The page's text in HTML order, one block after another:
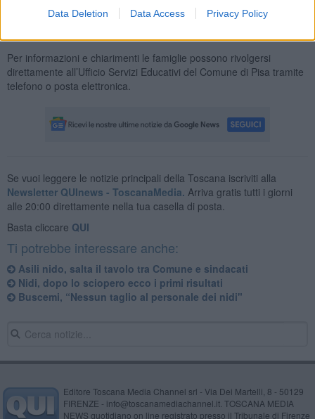
Data Deletion Data Access Privacy Policy
momento dell’iscrizione. Le domande che non troveranno
immediata collocazione andranno invece a costituire la lista di
attesa.
Per informazioni e chiarimenti le famiglie possono rivolgersi
direttamente all’Ufficio Servizi Educativi del Comune di Pisa tramite
telefono o posta elettronica.
Se vuoi leggere le notizie principali della Toscana iscriviti alla
Newsletter QUInews - ToscanaMedia. Arriva gratis tutti i giorni
alle 20:00 direttamente nella tua casella di posta.
Basta cliccare QUI
Ti potrebbe interessare anche:
Asili nido, salta il tavolo tra Comune e sindacati
Nidi, dopo lo sciopero ecco i primi risultati
Buscemi, “Nessun taglio al personale dei nidi"
Editore Toscana Media Channel srl - Via Dei Martelli, 8 - 50129
FIRENZE - info@toscanamediachannel.it. TOSCANA MEDIA
NEWS quotidiano on line registrato presso il Tribunale di Firenze